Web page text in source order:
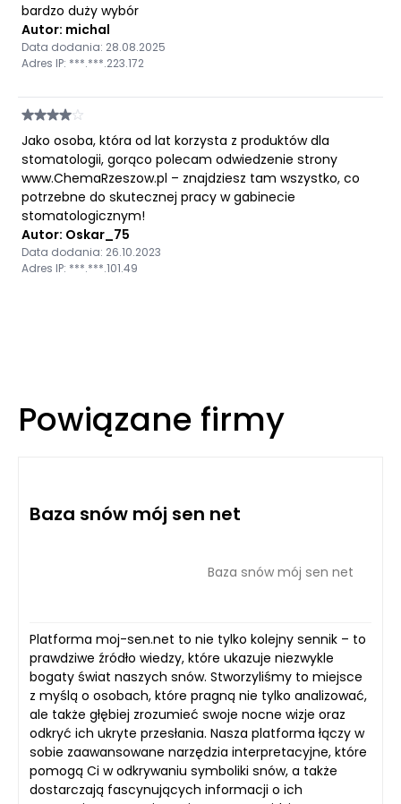
bardzo duży wybór
Autor: michal
Data dodania: 28.08.2025
Adres IP: ***.***.223.172
Jako osoba, która od lat korzysta z produktów dla
stomatologii, gorąco polecam odwiedzenie strony
www.ChemaRzeszow.pl – znajdziesz tam wszystko, co
potrzebne do skutecznej pracy w gabinecie
stomatologicznym!
Autor: Oskar_75
Data dodania: 26.10.2023
Adres IP: ***.***.101.49
Powiązane firmy
Baza snów mój sen net
Baza snów mój sen net
Platforma moj-sen.net to nie tylko kolejny sennik – to
prawdziwe źródło wiedzy, które ukazuje niezwykle
bogaty świat naszych snów. Stworzyliśmy to miejsce
z myślą o osobach, które pragną nie tylko analizować,
ale także głębiej zrozumieć swoje nocne wizje oraz
odkryć ich ukryte przesłania. Nasza platforma łączy w
sobie zaawansowane narzędzia interpretacyjne, które
pomogą Ci w odkrywaniu symboliki snów, a także
dostarczają fascynujących informacji o ich